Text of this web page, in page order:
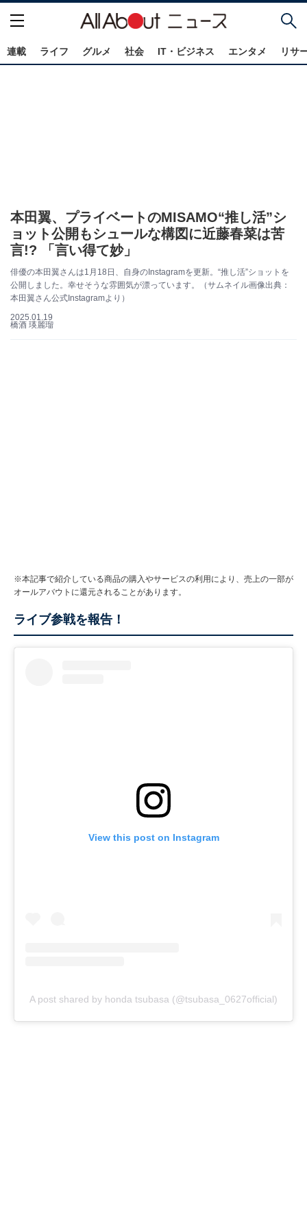
連載 ライフ グルメ 社会 IT・ビジネス エンタメ リサ
本田翼、プライベートのMISAMO“推し活”シ
ョット公開もシュールな構図に近藤春菜は苦
言!? 「言い得て妙」
俳優の本田翼さんは1月18日、自身のInstagramを更新。“推し活”ショットを
公開しました。幸せそうな雰囲気が漂っています。（サムネイル画像出典：
本田翼さん公式Instagramより）
2025.01.19
橋酒 瑛麗瑠
※本記事で紹介している商品の購入やサービスの利用により、売上の一部が
オールアバウトに還元されることがあります。
ライブ参戦を報告！
View this post on Instagram
A post shared by honda tsubasa (@tsubasa_0627official)